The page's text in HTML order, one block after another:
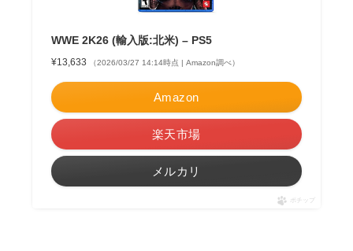
WWE 2K26 (輸入版:北米) – PS5
¥13,633 （2026/03/27 14:14時点 | Amazon調べ）
Amazon
楽天市場
メルカリ
ポチップ